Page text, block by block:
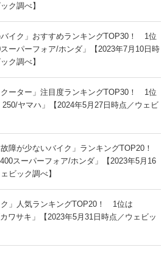
ク調べ】
バイク」おすすめランキングTOP30！ 1位
ーパーフォア/ホンダ」【2023年7月10日時
ク調べ】
クーター」注目度ランキングTOP30！ 1位
ヤマハ」【2024年5月27日時点／ウェビ
故障が少ないバイク」ランキングTOP20！
スーパーフォア/ホンダ」【2023年5月16
ビック調べ】
ク」人気ランキングTOP20！ 1位は
カワサキ」【2023年5月31日時点／ウェビッ